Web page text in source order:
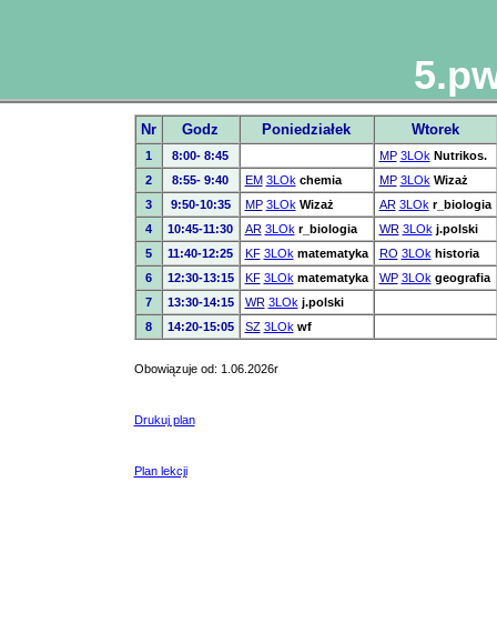
Nr Godz Poniedziałek Wtorek
1 8:00- 8:45 MP 3LOk Nutrikos.
2
8:55- 9:40 EM 3LOk chemia MP 3LOk Wizaż
3
9:50-10:35 MP 3LOk Wizaż AR 3LOk r_biologia
4
10:45-11:30 AR 3LOk r_biologia WR 3LOk j.polski
5
11:40-12:25 KF 3LOk matematyka RO 3LOk historia
6
12:30-13:15 KF 3LOk matematyka WP 3LOk geografia
7
13:30-14:15 WR 3LOk j.polski
8
14:20-15:05 SZ 3LOk wf
Obowiązuje od: 1.06.2026r
Drukuj plan
Plan lekcji